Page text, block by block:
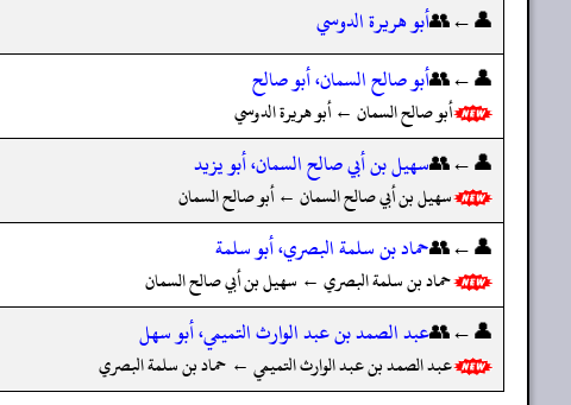
👤←👥أبو هريرة الدوسي
👤←👥أبو صالح السمان، أبو صالح
أبو صالح السمان ← أبو هريرة الدوسي
👤←👥سهيل بن أبي صالح السمان، أبو يزيد
سهيل بن أبي صالح السمان ← أبو صالح السمان
👤←👥حماد بن سلمة البصري، أبو سلمة
حماد بن سلمة البصري ← سهيل بن أبي صالح السمان
👤←👥عبد الصمد بن عبد الوارث التميمي، أبو سهل
عبد الصمد بن عبد الوارث التميمي ← حماد بن سلمة البصري